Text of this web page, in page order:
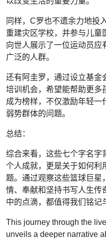
同样，C罗也不遗余力地投
重建灾区学校，并参与儿童
向世人展示了一位运动员应
广泛的人群。
还有阿圭罗，通过设立基金
培训机会，希望能帮助更多
成为榜样，不仅激励年轻一
弱势群体的问题。
总结：
综合来看，这些七个字名字
个人成就，更是关于如何利
题。通过观察这些篮球巨星
情、奉献和坚持书写人生传
中的点滴，都值得我们铭记
This journey through the
unveils a deeper narrative